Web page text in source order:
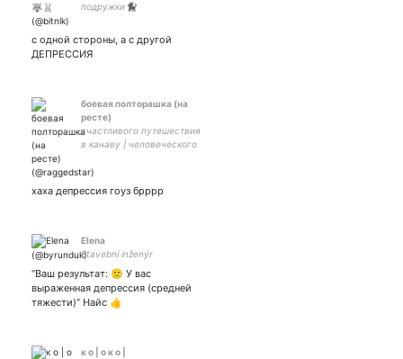
подружки🐈‍⬛
с одной стороны, а с другой
ДЕПРЕССИЯ
боевая полторашка (на
ресте)
счастливого путешествия
в канаву | человеческого
lady - | закрытка -
хаха депрессия гоуз брррр
Elena
Stavební inženýr
“Ваш результат: 🙁 У вас
выраженная депрессия (средней
тяжести)” Найс 👍
к o | o к o |